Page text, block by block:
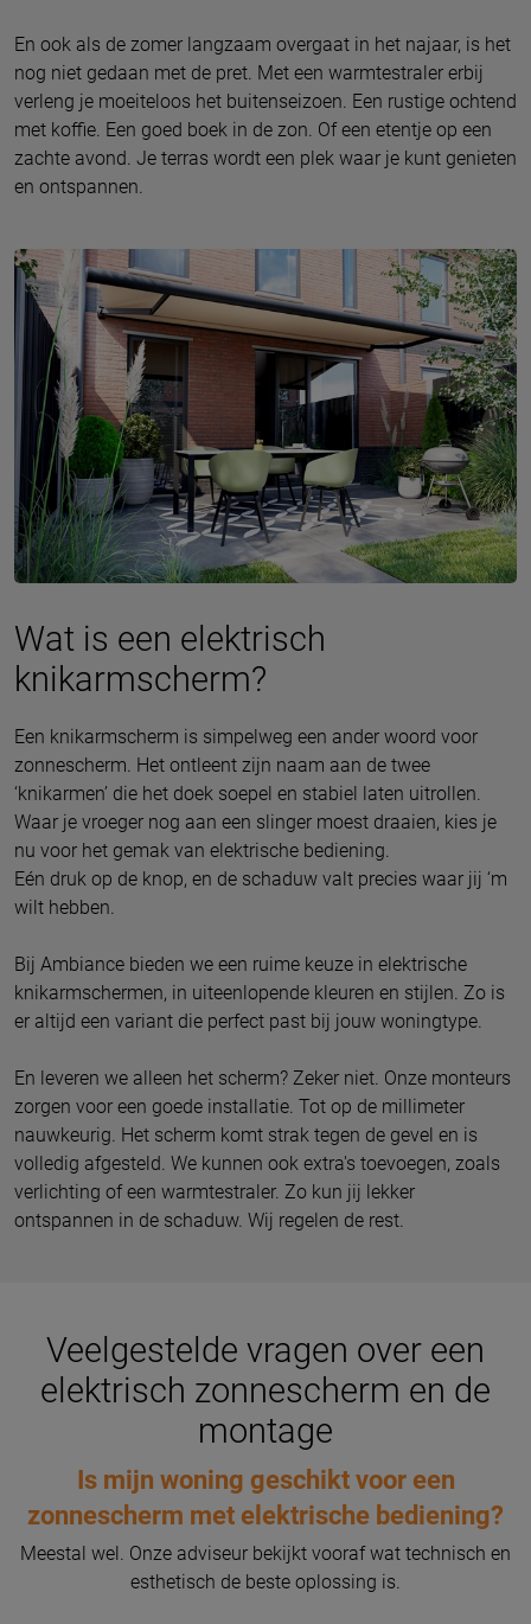
En ook als de zomer langzaam overgaat in het najaar, is het
nog niet gedaan met de pret. Met een warmtestraler erbij
verleng je moeiteloos het buitenseizoen. Een rustige ochtend
met koffie. Een goed boek in de zon. Of een etentje op een
zachte avond. Je terras wordt een plek waar je kunt genieten
en ontspannen.
Wat is een elektrisch
knikarmscherm?
Een knikarmscherm is simpelweg een ander woord voor
zonnescherm. Het ontleent zijn naam aan de twee
‘knikarmen’ die het doek soepel en stabiel laten uitrollen.
Waar je vroeger nog aan een slinger moest draaien, kies je
nu voor het gemak van elektrische bediening.
Eén druk op de knop, en de schaduw valt precies waar jij ‘m
wilt hebben.
Bij Ambiance bieden we een ruime keuze in elektrische
knikarmschermen, in uiteenlopende kleuren en stijlen. Zo is
er altijd een variant die perfect past bij jouw woningtype.
En leveren we alleen het scherm? Zeker niet. Onze monteurs
zorgen voor een goede installatie. Tot op de millimeter
nauwkeurig. Het scherm komt strak tegen de gevel en is
volledig afgesteld. We kunnen ook extra's toevoegen, zoals
verlichting of een warmtestraler. Zo kun jij lekker
ontspannen in de schaduw. Wij regelen de rest.
Veelgestelde vragen over een
elektrisch zonnescherm en de
montage
Is mijn woning geschikt voor een
zonnescherm met elektrische bediening?
Meestal wel. Onze adviseur bekijkt vooraf wat technisch en
esthetisch de beste oplossing is.